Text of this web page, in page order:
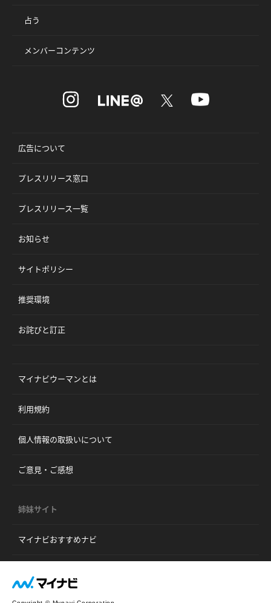
占う
メンバーコンテンツ
広告について
プレスリリース窓口
プレスリリース一覧
お知らせ
サイトポリシー
推奨環境
お詫びと訂正
マイナビウーマンとは
利用規約
個人情報の取扱いについて
ご意見・ご感想
姉妹サイト
マイナビおすすめナビ